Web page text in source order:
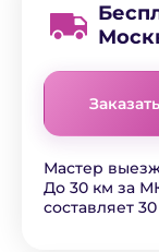
Мастер
До 30 км за
составляет